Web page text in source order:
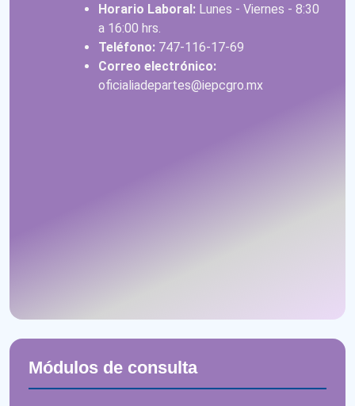
Horario Laboral: Lunes - Viernes - 8:30
a 16:00 hrs.
Teléfono: 747-116-17-69
Correo electrónico:
oficialiadepartes@iepcgro.mx
Módulos de consulta